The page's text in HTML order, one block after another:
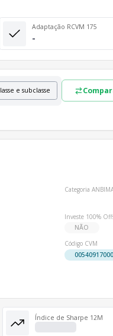
Adaptação RCVM 175
-
e subclasse
Categoria
Investe 100%
NÃO
Código CVM
Índice de Sharpe 12M